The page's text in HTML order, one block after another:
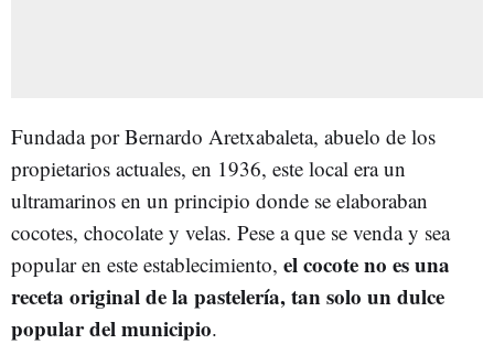
Fundada por Bernardo Aretxabaleta, abuelo de los
propietarios actuales, en 1936, este local era un
ultramarinos en un principio donde se elaboraban
cocotes, chocolate y velas. Pese a que se venda y sea
popular en este establecimiento, el cocote no es una
receta original de la pastelería, tan solo un dulce
popular del municipio.